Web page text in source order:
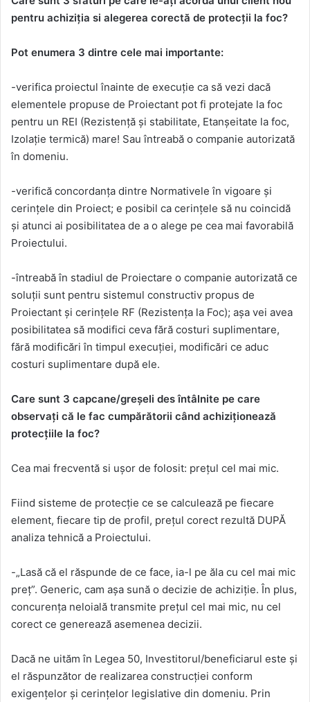
pentru achiziția si alegerea corectă de protecții la foc?
Pot enumera 3 dintre cele mai importante:
-verifica proiectul înainte de execuție ca să vezi dacă
elementele propuse de Proiectant pot fi protejate la foc
pentru un REI (Rezistență și stabilitate, Etanșeitate la foc,
Izolație termică) mare! Sau întreabă o companie autorizată
în domeniu.
-verifică concordanța dintre Normativele în vigoare și
cerințele din Proiect; e posibil ca cerințele să nu coincidă
și atunci ai posibilitatea de a o alege pe cea mai favorabilă
Proiectului.
-întreabă în stadiul de Proiectare o companie autorizată ce
soluții sunt pentru sistemul constructiv propus de
Proiectant și cerințele RF (Rezistența la Foc); așa vei avea
posibilitatea să modifici ceva fără costuri suplimentare,
fără modificări în timpul execuției, modificări ce aduc
costuri suplimentare după ele.
Care sunt 3 capcane/greșeli des întâlnite pe care
observați că le fac cumpărătorii când achiziționează
protecțiile la foc?
Cea mai frecventă si ușor de folosit: prețul cel mai mic.
Fiind sisteme de protecție ce se calculează pe fiecare
element, fiecare tip de profil, prețul corect rezultă DUPĂ
analiza tehnică a Proiectului.
-„Lasă că el răspunde de ce face, ia-l pe ăla cu cel mai mic
preț”. Generic, cam așa sună o decizie de achiziție. În plus,
concurența neloială transmite prețul cel mai mic, nu cel
corect ce generează asemenea decizii.
Dacă ne uităm în Legea 50, Investitorul/beneficiarul este și
el răspunzător de realizarea construcției conform
exigențelor și cerințelor legislative din domeniu. Prin